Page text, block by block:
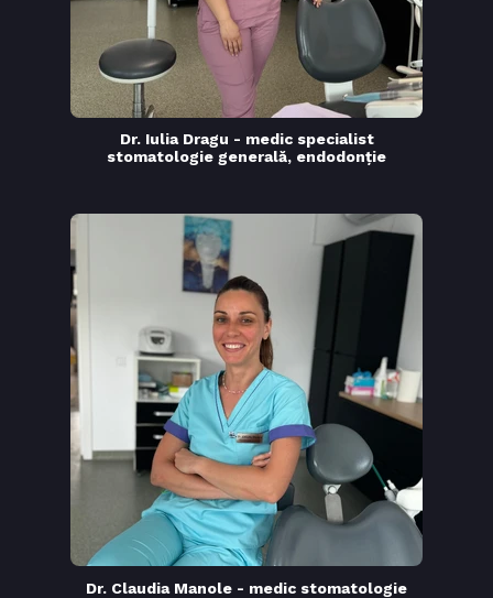
Dr. Claudia Manole - medic stomatologie
Dr. Iulia Dragu - medic specialist
stomatologie generală, endodonție